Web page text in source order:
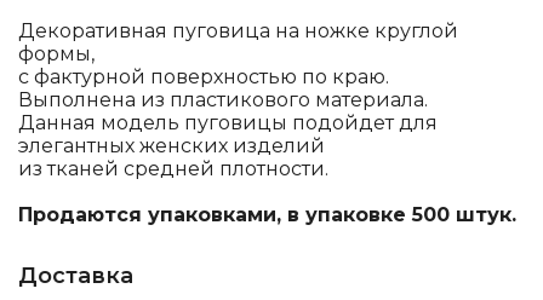
Декоративная пуговица на ножке круглой
формы,
с фактурной поверхностью по краю.
Выполнена из пластикового материала.
Данная модель пуговицы подойдет для
элегантных женских изделий
из тканей средней плотности.
Продаются упаковками, в упаковке 500 штук.
Доставка